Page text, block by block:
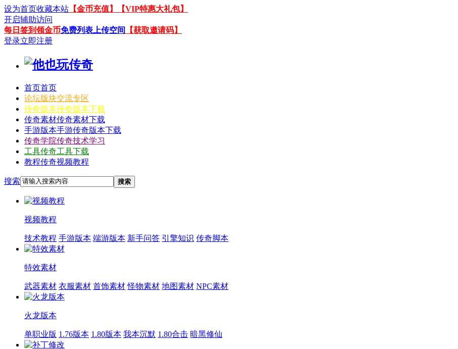
设为首页收藏本站 【金币充值】
【VIP特惠大礼包】
开启辅助访问
每日签到领金币免费列表上传空间
【获取邀请码】
登录立即注册
首页首页
论坛版块交流专区
传奇版本传奇版本下载
传奇素材传奇素材下载
手游版本手游传奇版本下载
传奇学院传奇技术学习
工具传奇工具下载
教程传奇视频教程
搜索 搜索
视频教程
技术教程 手游版本 端游版本 新手问答 引擎知识 传奇脚本
特效素材
武器素材 衣服素材 首饰素材 怪物素材 地图素材 NPC素材
火龙版本
单职业版 1.76版本 1.80版本 我本沉默 1.80合击 暗黑修仙